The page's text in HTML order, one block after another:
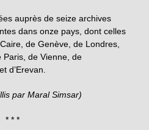
auprès de seize archives
dans onze pays, dont celles
de Genève, de Londres,
de Vienne, de
d’Erevan.
par Maral Simsar)
* * *